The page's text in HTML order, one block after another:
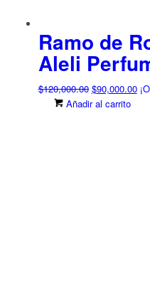
Ramo de
Aleli
$120,000.00 El
precio
$90,000.00El
Añadir al carrito